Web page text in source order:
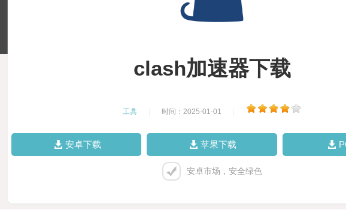
clash加速器下载
工具 时间：2025-01-01
安卓下载 苹果下载
安卓市场，安全绿色